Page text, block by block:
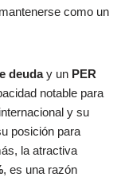
como un
deuday un PER
notable para
y su
posición para
la atractiva
, es una razón